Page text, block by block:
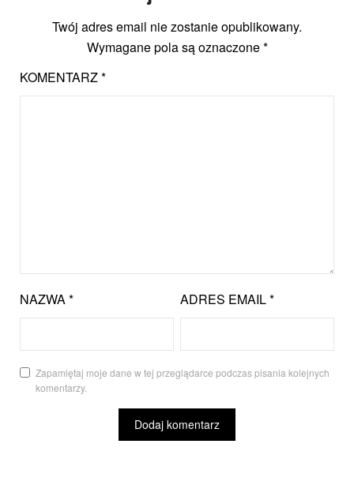
Twój adres email nie zostanie opublikowany.
Wymagane pola są oznaczone*
KOMENTARZ*
NAZWA* ADRES EMAIL*
Zapamiętaj moje dane w tej przeglądarce podczas pisania kolejnych
komentarzy.